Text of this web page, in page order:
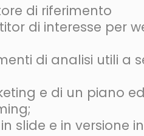
di riferimento
di interesse per
di analisi utili a
e di un piano
slide e in versione